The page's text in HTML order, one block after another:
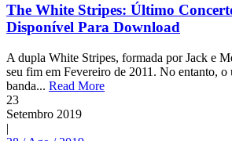
The White Stripes: Último
Disponível Para Download
A dupla White Stripes, formada por Jack e
seu fim em Fevereiro de 2011. No entanto, o
banda... Read More
23
Setembro 2019
|